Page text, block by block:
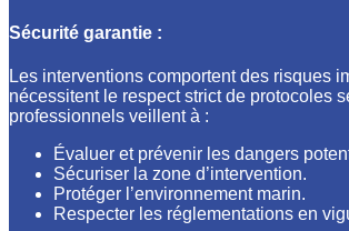
Sécurité garantie :
Les interventions comportent des risques
nécessitent le respect strict de protocoles
professionnels veillent à :
Évaluer et prévenir les dangers
Sécuriser la zone d’intervention.
Protéger l’environnement marin.
Respecter les réglementations en